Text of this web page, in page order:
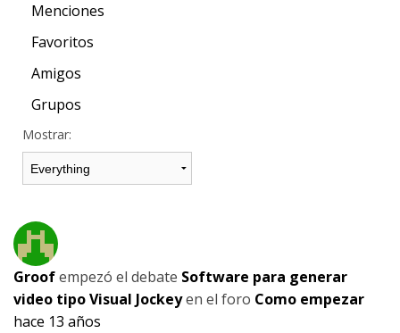
Menciones
Favoritos
Amigos
Grupos
Mostrar:
Groofempezó el debate Software para generar
video tipo Visual Jockeyen el foro Como empezar
hace 13 años